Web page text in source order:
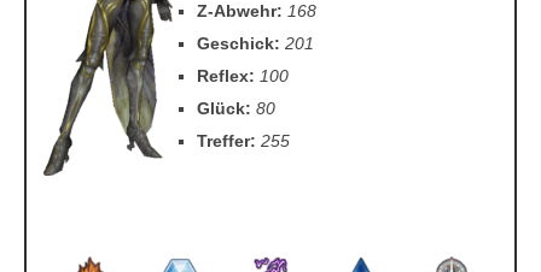
Z-Abwehr: 168
Geschick: 201
Reflex: 100
Glück: 80
Treffer: 255